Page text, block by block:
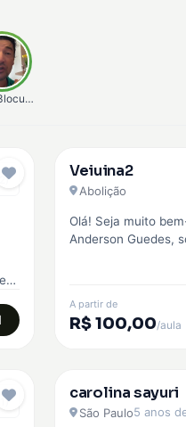
Pro
Veiuina2
Abolição
Olá! Seja muito
Anderson Guedes,
A partir de
R$ 100,00/aula
EMBAIXADOR
carolina sayuri
São Paulo5 anos